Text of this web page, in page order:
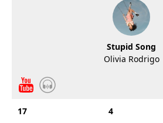
Stupid Song
Olivia Rodrigo
17 4